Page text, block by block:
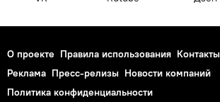
О проекте Правила использования Контакты
Реклама Пресс-релизы Новости компаний
Политика конфиденциальности